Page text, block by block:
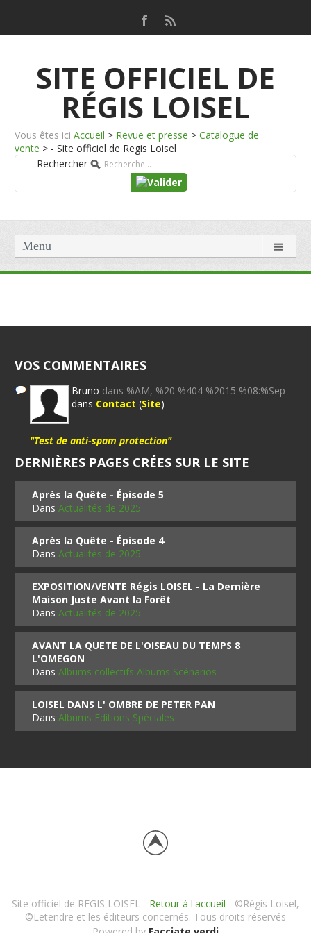
SITE OFFICIEL DE
RÉGIS LOISEL
Vous êtes ici Accueil > Revue et presse > Catalogue de
vente > - Site officiel de Regis Loisel
Rechercher
Menu
VOS COMMENTAIRES
Bruno dans %AM, %20 %404 %2015 %08:%Sep
dans Contact (Site)
"Test de anti-spam protection"
DERNIÈRES PAGES CRÉES SUR LE SITE
Après la Quête - Épisode 5
DansActualités de 2025
Après la Quête - Épisode 4
DansActualités de 2025
EXPOSITION/VENTE Régis LOISEL - La Dernière
Maison Juste Avant la Forêt
DansActualités de 2025
AVANT LA QUETE DE L'OISEAU DU TEMPS 8
L'OMEGON
DansAlbums collectifs Albums Scénarios
LOISEL DANS L' OMBRE DE PETER PAN
DansAlbums Editions Spéciales
Site officiel de REGIS LOISEL - Retour à l'accueil - ©Régis Loisel,
©Letendre et les éditeurs concernés. Tous droits réservés